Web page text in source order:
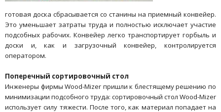
готовая доска сбрасывается со станины на приемный конвейер.
Это уменьшает затраты труда и полностью исключает участие
подсобных рабочих. Конвейер легко транспортирует горбыль и
доски и, как и загрузочный конвейер, контролируется
оператором.
Поперечный сортировочный стол
Инженеры фирмы Wood-Mizer пришли к блестящему решению по
минимизации подсобного труда: сортировочный стол Wood-Mizer
использует силу тяжести. После того, как материал попадает на